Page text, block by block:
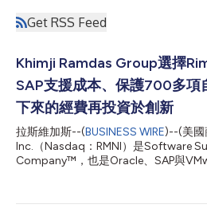
Get RSS Feed
Khimji Ramdas Group選擇
SAP支援成本、保護700多項
下來的經費再投資於創新
拉斯維加斯--(BUSINESS WIRE)--(美國
Inc.（Nasdaq：RMNI）是Software
Company™，也是Oracle、SAP與
織降低成本、將節省下來的費用重新